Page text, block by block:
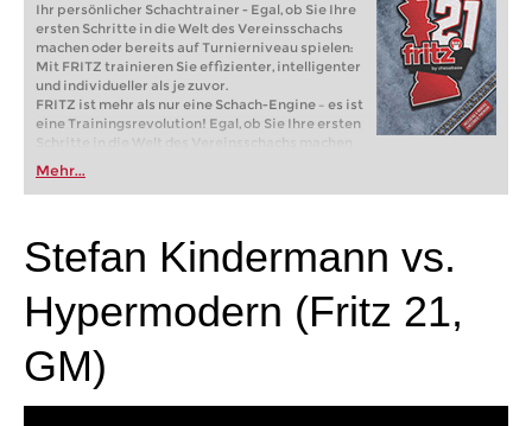
Ihr persönlicher Schachtrainer - Egal, ob Sie Ihre
ersten Schritte in die Welt des Vereinsschachs
machen oder bereits auf Turnierniveau spielen:
Mit FRITZ trainieren Sie effizienter, intelligenter
und individueller als je zuvor.
FRITZ ist mehr als nur eine Schach-Engine – es ist
eine Trainingsrevolution! Egal, ob Sie Ihre ersten
Schritte in die Welt des Vereinsschachs machen
oder bereits auf Turnierniveau spielen: Mit
FRITZ trainieren Sie effizienter, intelligenter und
individueller als je zuvor.
Mehr...
Stefan Kindermann vs.
Hypermodern (Fritz 21,
GM)